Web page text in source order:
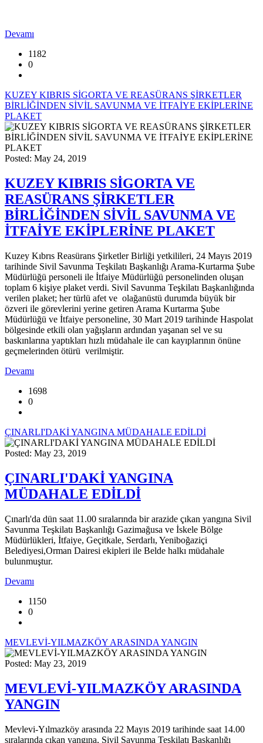
Devamı
1182
0
KUZEY KIBRIS SİGORTA VE REASÜRANS ŞİRKETLER
BİRLİĞİNDEN SİVİL SAVUNMA VE İTFAİYE EKİPLERİNE
PLAKET
Posted: May 24, 2019
KUZEY KIBRIS SİGORTA VE
REASÜRANS ŞİRKETLER
BİRLİĞİNDEN SİVİL SAVUNMA VE
İTFAİYE EKİPLERİNE PLAKET
Kuzey Kıbrıs Reasürans Şirketler Birliği yetkilileri, 24 Mayıs 2019
tarihinde Sivil Savunma Teşkilatı Başkanlığı Arama-Kurtarma Şube
Müdürlüğü personeli ile İtfaiye Müdürlüğü personelinden oluşan
toplam 6 kişiye plaket verdi. Sivil Savunma Teşkilatı Başkanlığında
verilen plaket; her türlü afet ve olağanüstü durumda büyük bir
özveri ile görevlerini yerine getiren Arama Kurtarma Şube
Müdürlüğü ve İtfaiye personeline, 30 Mart 2019 tarihinde Haspolat
bölgesinde etkili olan yağışların ardından yaşanan sel ve su
baskınlarına yaptıkları hızlı müdahale ile can kayıplarının önüne
geçmelerinden ötürü verilmiştir.
Devamı
1698
0
ÇINARLI'DAKİ YANGINA MÜDAHALE EDİLDİ
Posted: May 23, 2019
ÇINARLI'DAKİ YANGINA
MÜDAHALE EDİLDİ
Çınarlı'da dün saat 11.00 sıralarında bir arazide çıkan yangına Sivil
Savunma Teşkilatı Başkanlığı Gazimağusa ve İskele Bölge
Müdürlükleri, İtfaiye, Geçitkale, Serdarlı, Yeniboğaziçi
Belediyesi,Orman Dairesi ekipleri ile Belde halkı müdahale
bulunmuştur.
Devamı
1150
0
MEVLEVİ-YILMAZKÖY ARASINDA YANGIN
Posted: May 23, 2019
MEVLEVİ-YILMAZKÖY ARASINDA
YANGIN
Mevlevi-Yılmazköy arasında 22 Mayıs 2019 tarihinde saat 14.00
sıralarında çıkan yangına, Sivil Savunma Teşkilatı Başkanlığı